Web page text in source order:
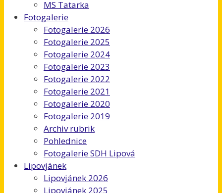
MS Tatarka
Fotogalerie
Fotogalerie 2026
Fotogalerie 2025
Fotogalerie 2024
Fotogalerie 2023
Fotogalerie 2022
Fotogalerie 2021
Fotogalerie 2020
Fotogalerie 2019
Archiv rubrik
Pohlednice
Fotogalerie SDH Lipová
Lipovjánek
Lipovjánek 2026
Lipovjánek 2025